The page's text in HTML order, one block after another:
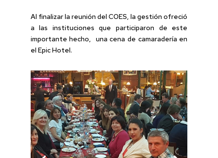
Al finalizar la reunión del COES, la gestión ofreció
a las instituciones que participaron de este
importante hecho, una cena de camaradería en
el Epic Hotel.